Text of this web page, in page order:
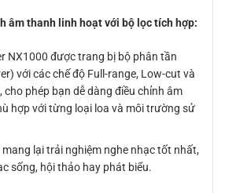
âm thanh linh hoạt với bộ lọc tích hợp:
NX1000 được trang bị bộ phân tần
với các chế độ Full-range, Low-cut và
cho phép bạn dễ dàng điều chỉnh âm
hợp với từng loại loa và môi trường sử
mang lại trải nghiệm nghe nhạc tốt nhất,
sống, hội thảo hay phát biểu.